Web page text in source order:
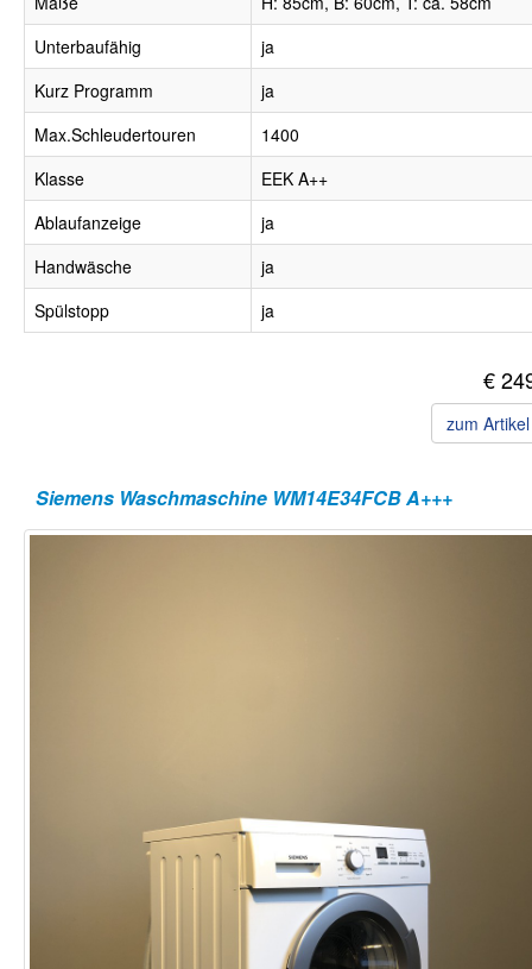
Unterbaufähig
ja
Kurz Programm
ja
Max.Schleudertouren
1400
Klasse
EEK A++
Ablaufanzeige
ja
Handwäsche
ja
Spülstopp
ja
€
zum
Siemens Waschmaschine WM14E34FCB A+++